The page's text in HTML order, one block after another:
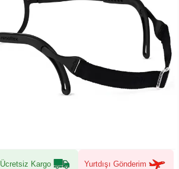
Ücretsiz Kargo Yurtdışı Gönderim